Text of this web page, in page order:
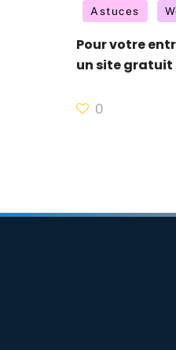
Astuces
Pour votre
un site gratuit
0